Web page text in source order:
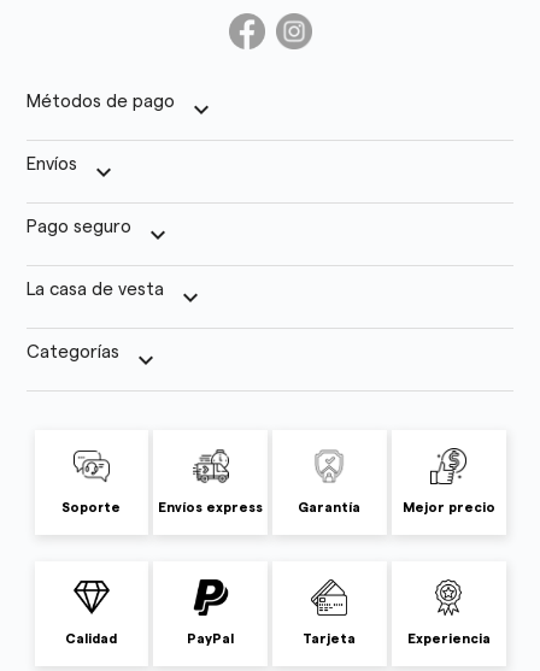
Métodos de pago keyboard_arrow_down
Envíos keyboard_arrow_down
Pago seguro keyboard_arrow_down
La casa de vesta keyboard_arrow_down
Categorías keyboard_arrow_down
Soporte Envíos express Garantía Mejor precio
Calidad PayPal Tarjeta Experiencia